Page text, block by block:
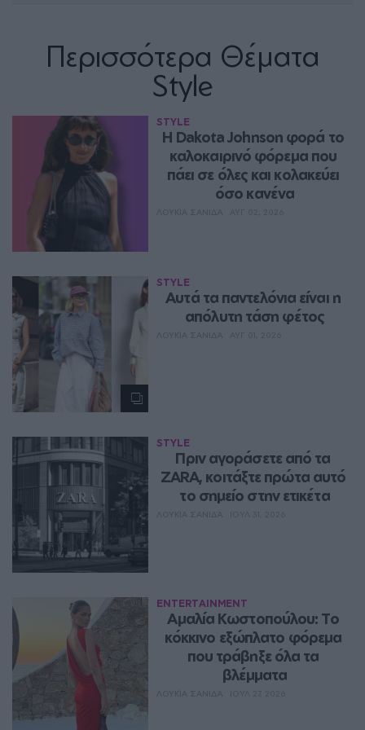
Περισσότερα Θέματα
Style
STYLE
Η Dakota Johnson φορά το
καλοκαιρινό φόρεμα που
πάει σε όλες και κολακεύει
όσο κανένα
STYLE
Aυτά τα παντελόνια είναι η
απόλυτη τάση φέτος
STYLE
Πριν αγοράσετε από τα
ZARA, κοιτάξτε πρώτα αυτό
το σημείο στην ετικέτα
ENTERTAINMENT
Αμαλία Κωστοπούλου: Το
κόκκινο εξώπλατο φόρεμα
που τράβηξε όλα τα
βλέμματα